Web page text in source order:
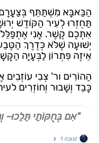
הַבַּאבָּא מִשְׁתַּתֵּף
תַּחְזְרוּ לְעִיר הַקֹּודֶשׁ
אִתְּכֶם קֶשֶׁר. אֲנִי אֶתְפַּלֵּל
יְשׁוּעָה שֶׁלֹּא כְּדֶרֶךְ
אֵיזֶה פִּתְרוֹן לַבְּעָיָה
הַהוֹרִים ור' צְבִי
כָּבֵד וְשָׁבוּר וְחוֹזְרִים
"אִם בְּחֻקּוֹתַי תֵּלֵכוּ-
תגובה 1